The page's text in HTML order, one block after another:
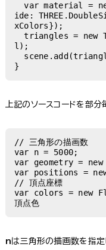
  var material = new THREE.MeshBasicMaterial({ s
ide:
xColors});
  triangles = new THREE.Mesh(geometry, materia
l);
}
上記のソースコードを部
// 三角形の描画数
var n = 5000;
var geometry = new
var positions =
// 頂点座標
var colors = new
頂点色
nは三角形の描画数を指定